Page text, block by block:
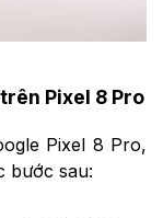
Pixel 8 Pro
Pixel 8 Pro,
bước sau: